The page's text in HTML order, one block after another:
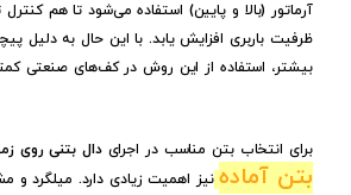
آرماتور (بالا و پایین) استفاده می‌شود تا هم
ظرفیت باربری افزایش یابد. با این حال به دلیل
بیشتر، استفاده از این روش در کف‌های صنعتی
برای انتخاب بتن مناسب در اجرایدال بتنی روی
بتن آماده نیز اهمیت زیادی دارد. میلگرد